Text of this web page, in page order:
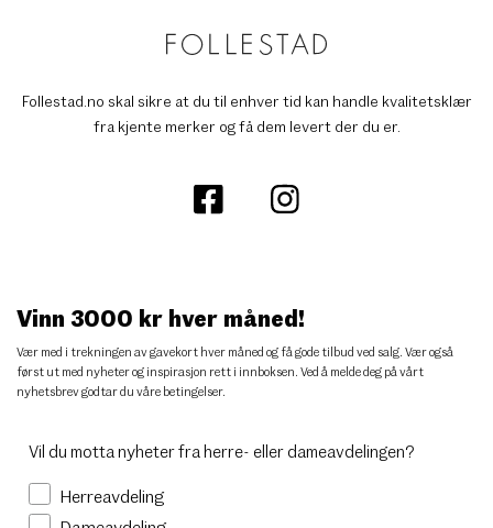
Follestad.no skal sikre at du til enhver tid kan handle kvalitetsklær
fra kjente merker og få dem levert der du er.
Vinn 3000 kr hver måned!
Vær med i trekningen av gavekort hver måned og få gode tilbud ved salg. Vær også
først ut med nyheter og inspirasjon rett i innboksen. Ved å melde deg på vårt
nyhetsbrev godtar du våre betingelser.
Vil du motta nyheter fra herre- eller dameavdelingen?
Herreavdeling